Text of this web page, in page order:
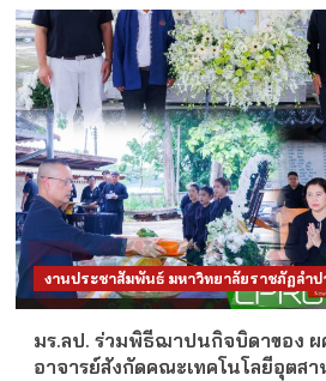
งานประชาสัมพันธ์ มหาวิทยาลัยราชภัฏลำป
มร.ลป. ร่วมพิธีฌาปนกิจบิดาของ ผ
อาจารย์สังกัดคณะเทคโนโลยีอุตสา